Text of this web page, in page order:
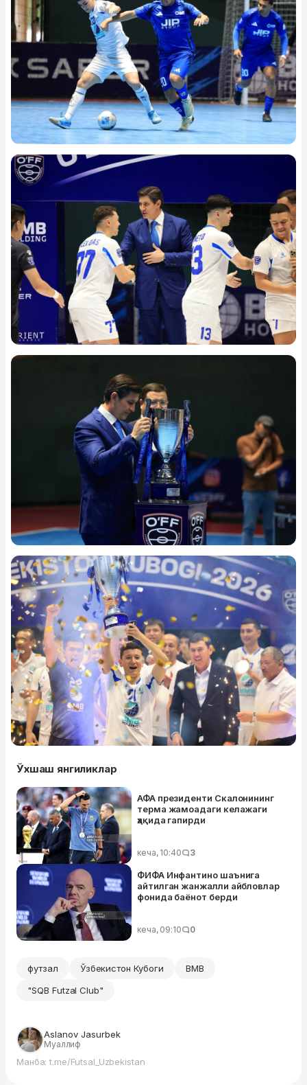
Ўхшаш янгиликлар
АФА президенти Скалонининг
терма жамоадаги келажаги
ҳақида гапирди
кеча, 10:40 3
ФИФА Инфантино шаънига
айтилган жанжалли айбловлар
фонида баёнот берди
кеча, 09:10 0
футзал Ўзбекистон Кубоги
BMB
"SQB Futzal Club"
Aslanov Jasurbek
Муаллиф
Манба: t.me/Futsal_Uzbekistan